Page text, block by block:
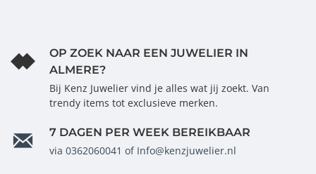
OP ZOEK NAAR EEN JUWELIER IN
ALMERE?
Bij Kenz Juwelier vind je alles wat jij zoekt. Van
trendy items tot exclusieve merken.
7 DAGEN PER WEEK BEREIKBAAR
via 0362060041 of Info@kenzjuwelier.nl